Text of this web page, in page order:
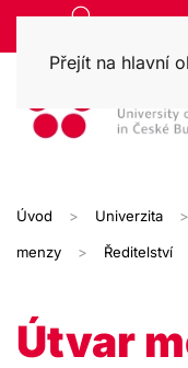
Přejít na hlavní
Úvod Univerzita
menzy Ředitelství
Útvar